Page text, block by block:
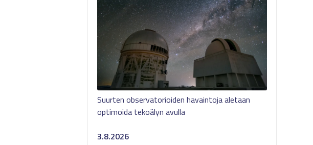
Suurten observatorioiden havaintoja aletaan
optimoida tekoälyn avulla
3.8.2026